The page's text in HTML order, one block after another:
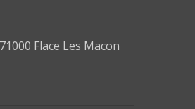
71000 Flace Les Macon